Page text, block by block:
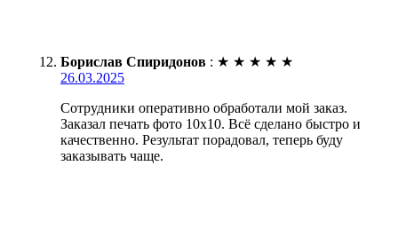
Борислав Спиридонов : ★ ★ ★ ★ ★
26.03.2025
Сотрудники оперативно обработали мой заказ.
Заказал печать фото 10х10. Всё сделано быстро и
качественно. Результат порадовал, теперь буду
заказывать чаще.